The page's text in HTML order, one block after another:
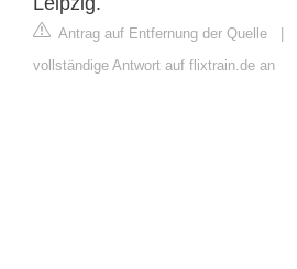
Antrag auf Entfernung der Quelle |
vollständige Antwort auf flixtrain.de an